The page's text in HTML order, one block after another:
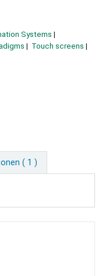
Systems
Touch screens
( 1 )